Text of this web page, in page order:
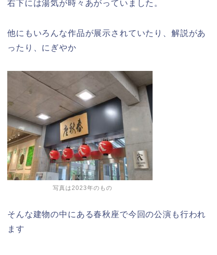
右下には湯気が時々あがっていました。
他にもいろんな作品が展示されていたり、解説があ
ったり、にぎやか
写真は2023年のもの
そんな建物の中にある春秋座で今回の公演も行われ
ます